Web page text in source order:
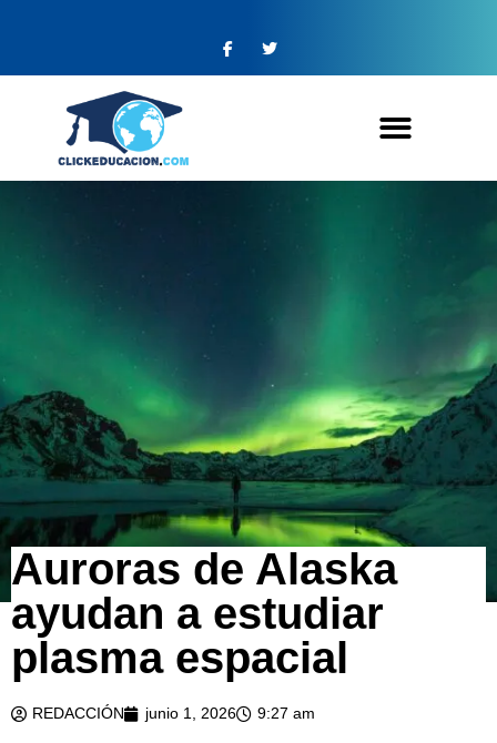
Auroras de Alaska
ayudan a estudiar
plasma espacial
REDACCIÓN junio 1, 2026 9:27 am